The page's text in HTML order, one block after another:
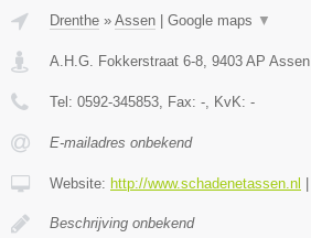
Drenthe » Assen Google maps ▼
A.H.G. Fokkerstraat 6-8 9403 AP Assen
Tel: 0592-345853 , Fax: - , KvK: -
E-mailadres onbekend
Website: http://www.schadenetassen.nl
Beschrijving onbekend